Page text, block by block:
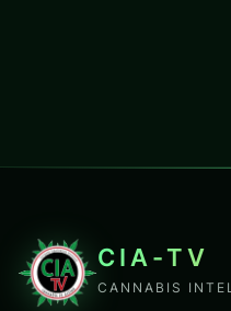
CIA-TV
CANNABIS